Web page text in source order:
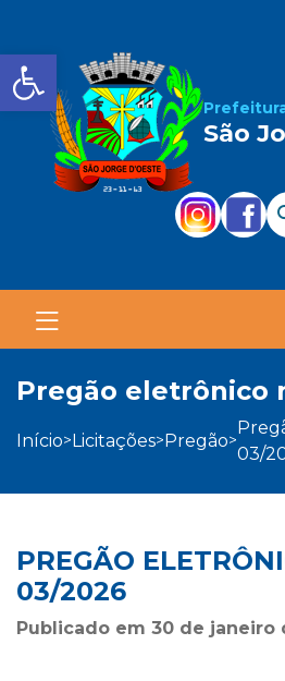
Barra de
São
pregão eletrônico
início> licitações> pregão>
pregão eletrônico nº
03/
PREGÃO
03/2026
Publicado em 30 de janeiro